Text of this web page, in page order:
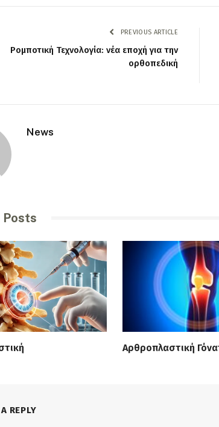
PREVIOUS ARTICLE
Ρομποτική Τεχνολογία: νέα εποχή για την
ορθοπεδική
News
Posts
Αρθροπλαστική
REPLY